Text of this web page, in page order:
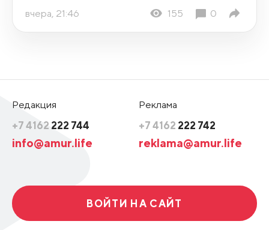
вчера, 21:46 155 0
Редакция
+7 4162 222 744
info@amur.life
Реклама
+7 4162 222 742
reklama@amur.life
ВОЙТИ НА САЙТ